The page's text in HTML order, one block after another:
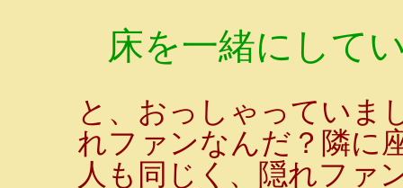
床を一緒にして
と、おっしゃっていま
れファンなんだ？隣に
人も同じく、隠れファ